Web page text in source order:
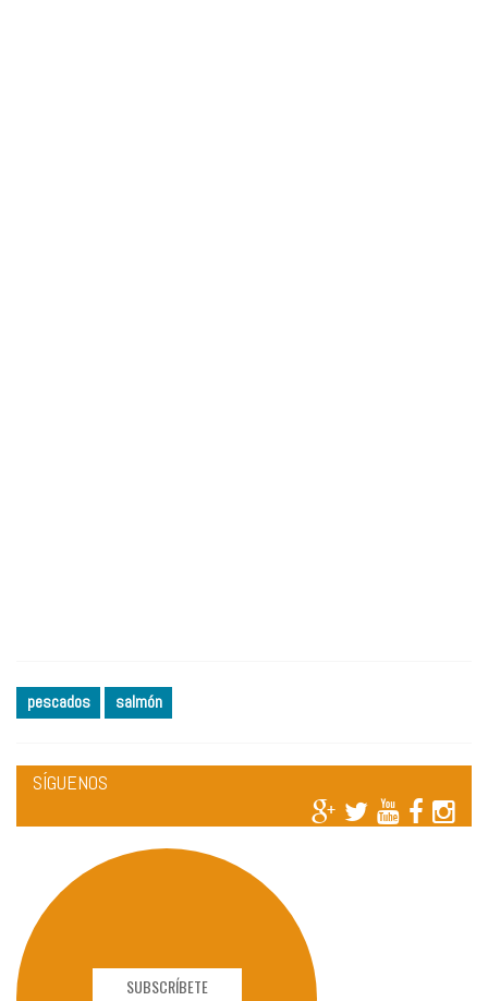
pescados salmón
SÍGUENOS
SUBSCRÍBETE